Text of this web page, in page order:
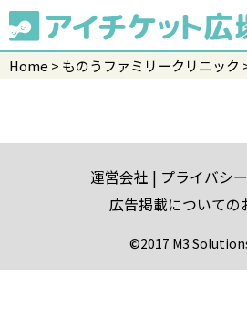
Home ものうファミリークリニック
運営会社
プライバシ
広告掲載についての
©2017 M3